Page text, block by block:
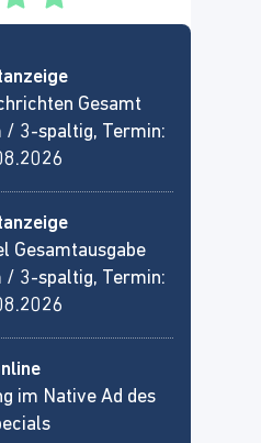
Gesamt
/ 3-spaltig, Termin:
Gesamtausgabe
/ 3-spaltig, Termin:
im Native Ad des